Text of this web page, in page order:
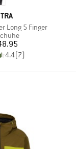
Long 5 Finger
4.4(7)